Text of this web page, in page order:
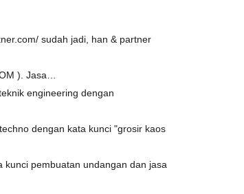
sudah jadi, han & partner
). Jasa…
engineering dengan
dengan kata kunci "grosir kaos
kunci pembuatan undangan dan jasa